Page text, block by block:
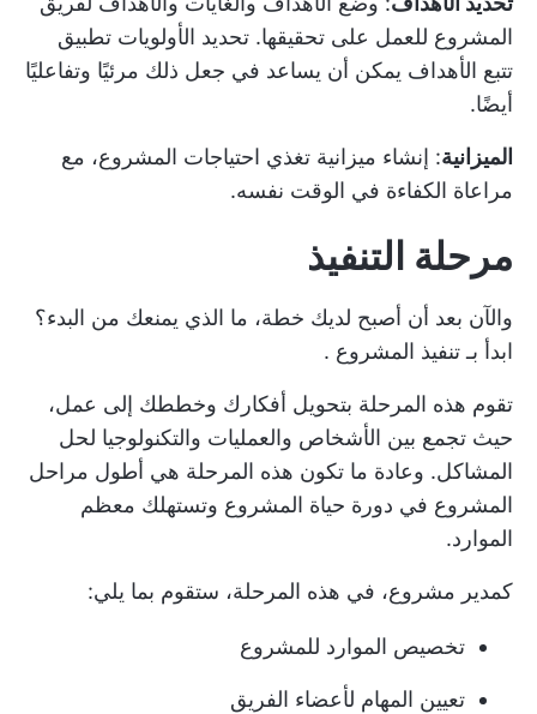
المشروع للعمل على تحقيقها. تحديد الأولويات تطبيق
تتبع الأهداف يمكن أن يساعد في جعل ذلك مرئيًا وتفاعليًا
أيضًا.
الميزانية: إنشاء ميزانية تغذي احتياجات المشروع، مع
مراعاة الكفاءة في الوقت نفسه.
مرحلة التنفيذ
والآن بعد أن أصبح لديك خطة، ما الذي يمنعك من البدء؟
ابدأ بـ تنفيذ المشروع .
تقوم هذه المرحلة بتحويل أفكارك وخططك إلى عمل،
حيث تجمع بين الأشخاص والعمليات والتكنولوجيا لحل
المشاكل. وعادة ما تكون هذه المرحلة هي أطول مراحل
المشروع في دورة حياة المشروع وتستهلك معظم
الموارد.
كمدير مشروع، في هذه المرحلة، ستقوم بما يلي:
تخصيص الموارد للمشروع
تعيين المهام لأعضاء الفريق